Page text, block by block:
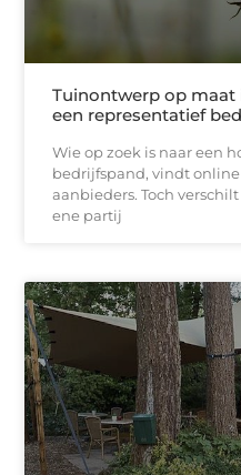
Tuinontwerp op maat
een representatief
Wie op zoek is naar een
bedrijfspand, vindt
aanbieders. Toch
ene partij